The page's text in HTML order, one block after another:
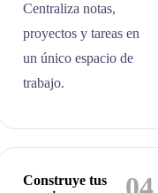
Centraliza notas,
proyectos y tareas en
un único espacio de
trabajo.
Construye tus